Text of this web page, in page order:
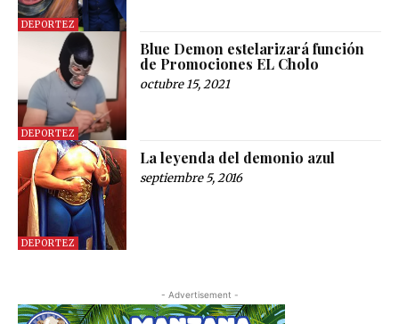
DEPORTEZ
DEPORTEZ
Blue Demon estelarizará función
de Promociones EL Cholo
octubre 15, 2021
DEPORTEZ
La leyenda del demonio azul
septiembre 5, 2016
- Advertisement -